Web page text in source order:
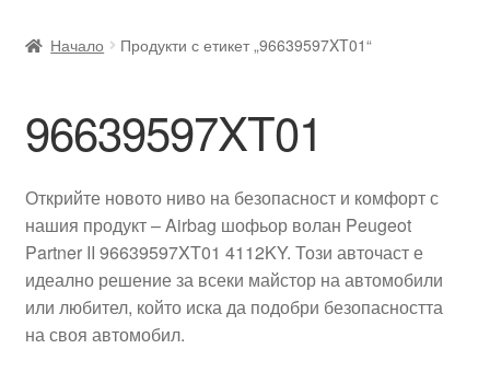
Доставка по целия свят
Жалби
Количка
Контакт
Начало Продукти с етикет „96639597XT01“
96639597XT01
Открийте новото ниво на безопасност и комфорт с
нашия продукт – Airbag шофьор волан Peugeot
Partner II 96639597XT01 4112KY. Този авточаст е
идеално решение за всеки майстор на автомобили
или любител, който иска да подобри безопасността
на своя автомобил.